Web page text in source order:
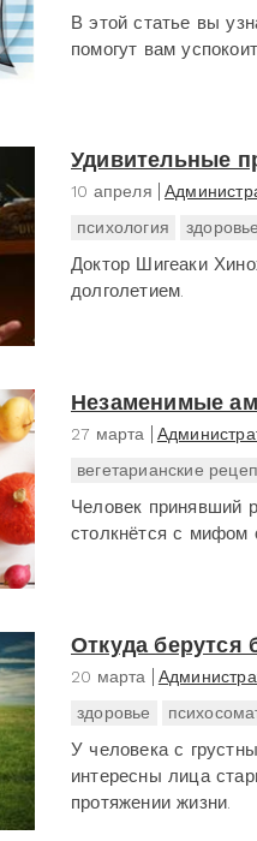
В этой статье вы
помогут вам
Удивительные
10 апреля
психология
здоровье
Доктор Шигеаки
долголетием.
Незаменимые
27 марта
вегетарианские
Человек принявший
столкнётся с мифом
Откуда берутся
20 марта
здоровье
У человека с
интересны лица
протяжении жизни.